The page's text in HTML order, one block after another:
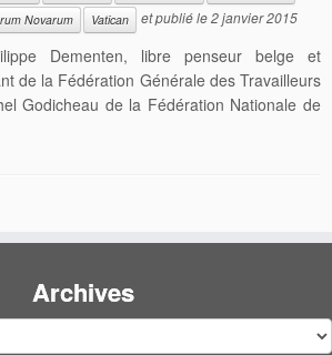
Novarum Vatican et publié le2 janvier 2015
Dementen, libre penseur belge et
de la Fédération Générale des Travailleurs
Godicheau de la Fédération Nationale de
Archives